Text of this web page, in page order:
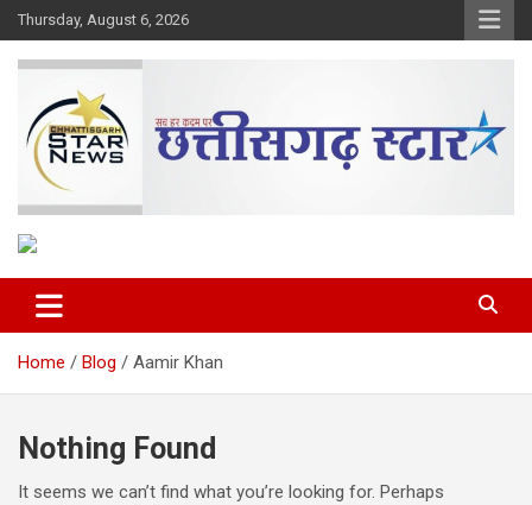
Skip
to
content
Thursday, August 6, 2026
Chhattisgarh Star
Home Blog Aamir Khan
Nothing Found
It seems we can’t find what you’re looking for. Perhaps